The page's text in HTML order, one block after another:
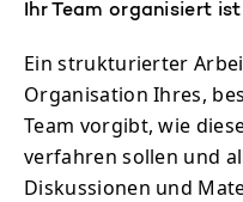
Ihr Team organisiert ist
Ein strukturierter
Organisation Ihres,
Team vorgibt, wie
verfahren sollen und
Diskussionen und